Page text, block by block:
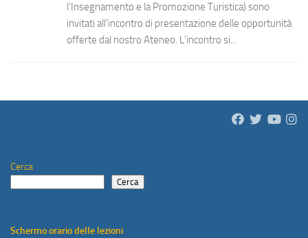
l’Insegnamento e la Promozione Turistica) sono
invitati all’incontro di presentazione delle opportunità
offerte dal nostro Ateneo. L’incontro si...
Cerca
Cerca
Schermo orario delle lezioni